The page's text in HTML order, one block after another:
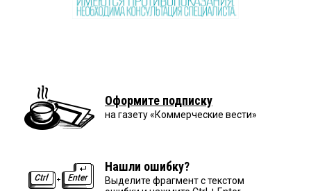
Оформите подписку
на газету «Коммерческие вести»
Нашли ошибку?
Выделите фрагмент с текстом